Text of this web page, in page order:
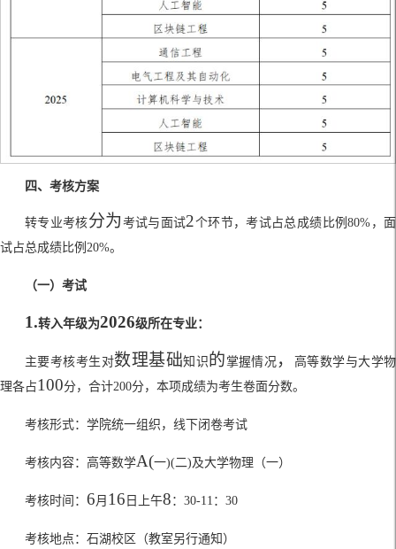
四、考核方案
转专业考核分为 考试与面试2个环节，考试占总成绩比例80% ，面
试占总成绩比例 20%。
（一）考试
1.转入年级为2026级所在专业：
主要考核考生对数理基础知识的 掌握情况 ，
高等数学与大学物
理各占100分，合计200分，本项成绩为考生卷面分数。
考核形式：学院统一组织，线下闭卷考试
考核内容：高等数学A(一)(二) 及大学物理（一）
考核时间： 6 月 16 日上午8 ： 30-11 ： 30
考核地点：石湖校区（教室另行通知）